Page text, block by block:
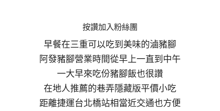
按讚加入粉絲團
早餐在三重可以吃到美味的滷豬腳
阿發豬腳營業時間從早上一直到中午
一大早來吃份豬腳飯也很讚
在地人推薦的巷弄隱藏版平價小吃
距離捷運台北橋站相當近交通也方便